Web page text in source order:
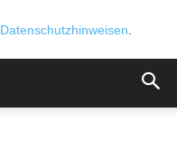
Datenschutzhinweisen